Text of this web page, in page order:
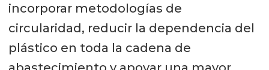
incorporar metodologías de
circularidad, reducir la dependencia del
plástico en toda la cadena de